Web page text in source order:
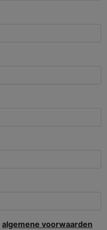
algemene voorwaarden